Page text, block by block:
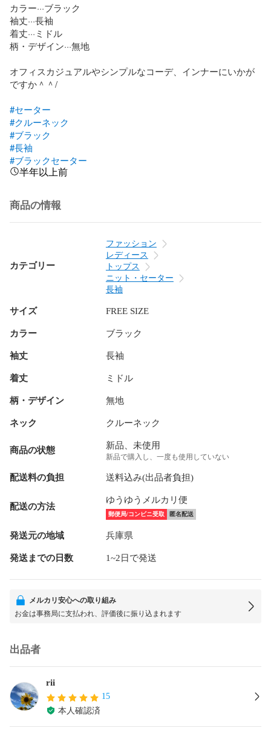
カラー···ブラック
袖丈···長袖
着丈···ミドル
柄・デザイン···無地
オフィスカジュアルやシンプルなコーデ、インナーにいかが
ですか＾＾/
#セーター
#クルーネック
#ブラック
#長袖
#ブラックセーター
半年以上前
商品の情報
カテゴリー
ファッション
レディース
トップス
ニット・セーター
長袖
サイズ FREE SIZE
カラー ブラック
袖丈 長袖
着丈 ミドル
柄・デザイン 無地
ネック クルーネック
商品の状態 新品、未使用
新品で購入し、一度も使用していない
配送料の負担 送料込み(出品者負担)
配送の方法
ゆうゆうメルカリ便
郵便局/コンビニ受取 匿名配送
発送元の地域 兵庫県
発送までの日数 1~2日で発送
メルカリ安心への取り組み
お金は事務局に支払われ、評価後に振り込まれます
出品者
rii
15
本人確認済